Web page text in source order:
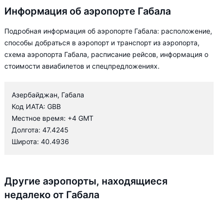
Информация об аэропорте Габала
Подробная информация об аэропорте Габала: расположение,
способы добраться в аэропорт и транспорт из аэропорта,
схема аэропорта Габала, расписание рейсов, информация о
стоимости авиабилетов и спецпредложениях.
Азербайджан, Габала
Код ИАТА: GBB
Местное время: +4 GMT
Долгота: 47.4245
Широта: 40.4936
Другие аэропорты, находящиеся
недалеко от Габала